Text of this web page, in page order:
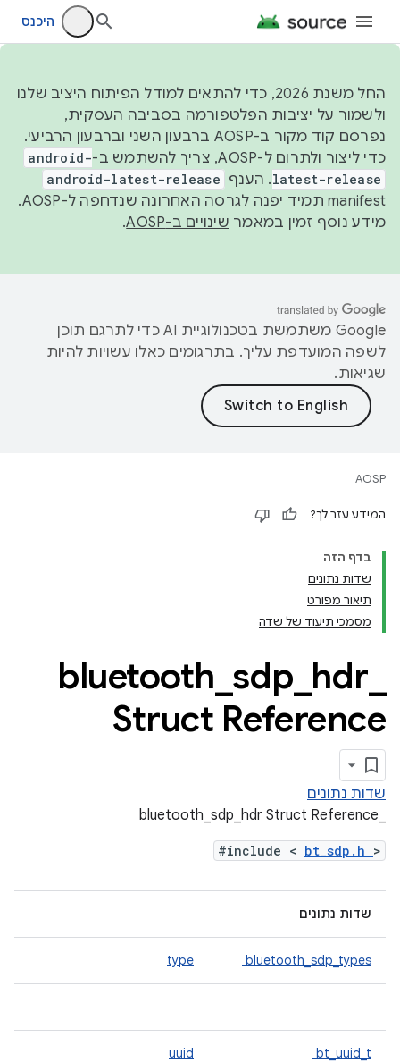
היכנס
החל משנת 2026, כדי להתאים למודל הפיתוח היציב שלנו
ולשמור על יציבות הפלטפורמה בסביבה העסקית,
נפרסם קוד מקור ב-AOSP ברבעון השני וברבעון הרביעי.
כדי ליצור ולתרום ל-AOSP, צריך להשתמש ב-
android-
latest-release. הענף android-latest-release
manifest תמיד יפנה לגרסה האחרונה שנדחפה ל-AOSP.
מידע נוסף זמין במאמר שינויים ב-AOSP .
‫Google משתמשת בטכנולוגיית AI כדי לתרגם תוכן
לשפה המועדפת עליך. בתרגומים כאלו עשויות להיות
שגיאות.
AOSP
המידע עזר לך?
בדף הזה
שדות נתונים
תיאור מפורט
מסמכי תיעוד של שדה
bluetooth sdp hdr
Struct Reference
שדות נתונים
#include < bt_sdp.h >
שדות נתונים
bluetooth_sdp_types
type
bt_uuid_t
uuid